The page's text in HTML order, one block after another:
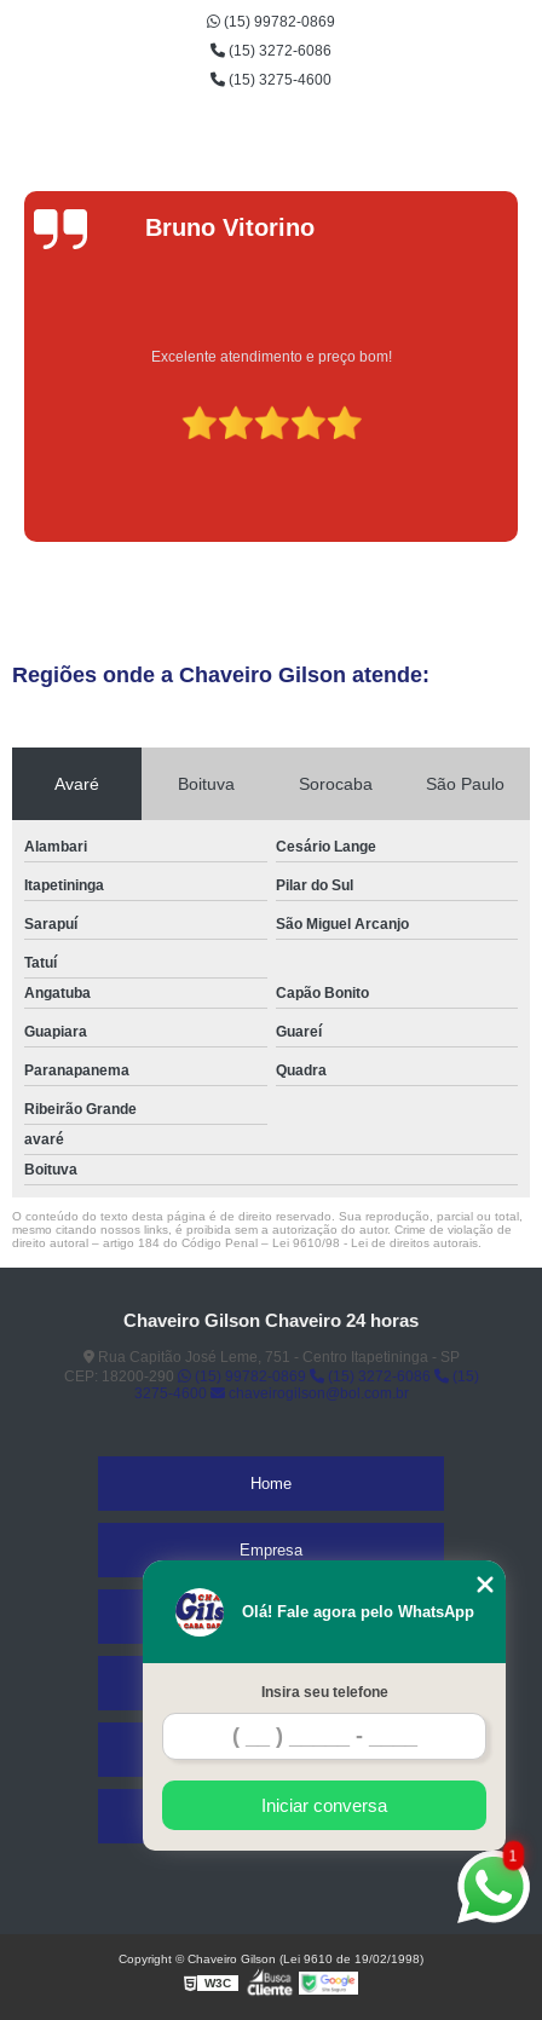
(15) 99782-0869
(15) 3272-6086
(15) 3275-4600
Bruno Vitorino
Excelente atendimento e preço bom!
Regiões onde a Chaveiro Gilson atende:
Avaré Boituva Sorocaba São Paulo
Alambari Cesário Lange
Itapetininga Pilar do Sul
Sarapuí São Miguel Arcanjo
Tatuí
Angatuba
Capão Bonito
Guapiara Guareí
Paranapanema Quadra
Ribeirão Grande
avaré
Boituva
O conteúdo do texto desta página é de direito reservado. Sua reprodução, parcial ou total,
mesmo citando nossos links, é proibida sem a autorização do autor. Crime de violação de
direito autoral – artigo 184 do Código Penal – Lei 9610/98 - Lei de direitos autorais
Chaveiro Gilson Chaveiro 24 horas
Rua Capitão José Leme, 751 - Centro Itapetininga - SP
CEP: 18200-290
(15) 99782-0869 (15) 3272-6086
(15)
3275-4600
chaveirogilson@bol.com.br
Home
Empresa
Missão
Serviços
Contato
Mapa do site
1
Olá! Fale agora pelo WhatsApp
Insira seu telefone
Iniciar conversa
Copyright © Chaveiro Gilson (Lei 9610 de 19/02/1998)
W3C